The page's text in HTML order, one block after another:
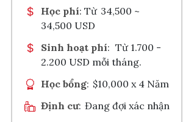
Học phí: Từ 34,500 ~
34,500 USD
Sinh hoạt phí: Từ 1.700 -
2.200 USD mỗi tháng.
Học bổng: $10,000 x 4 Năm
Định cư: Đang đợi xác nhận